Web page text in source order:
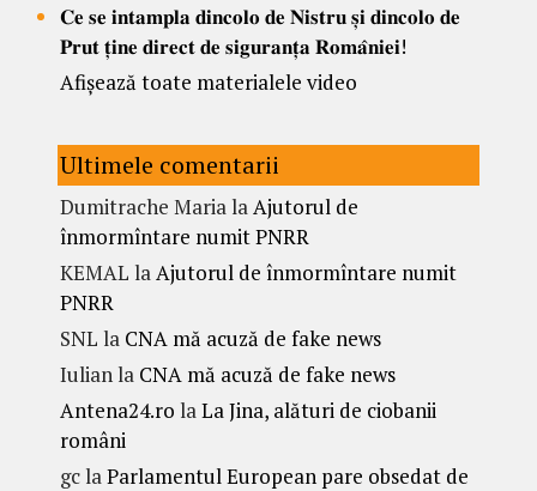
𝐂𝐞 𝐬𝐞 𝐢𝐧𝐭𝐚𝐦𝐩𝐥𝐚 𝐝𝐢𝐧𝐜𝐨𝐥𝐨 𝐝𝐞 𝐍𝐢𝐬𝐭𝐫𝐮 𝐬̦𝐢 𝐝𝐢𝐧𝐜𝐨𝐥𝐨 𝐝𝐞
𝐏𝐫𝐮𝐭 𝐭̦𝐢𝐧𝐞 𝐝𝐢𝐫𝐞𝐜𝐭 𝐝𝐞 𝐬𝐢𝐠𝐮𝐫𝐚𝐧𝐭̦𝐚 𝐑𝐨𝐦𝐚̂𝐧𝐢𝐞𝐢!
Afișează toate materialele video
Ultimele comentarii
Dumitrache MarialaAjutorul de
înmormîntare numit PNRR
KEMAL laAjutorul de înmormîntare numit
PNRR
SNL la CNA mă acuză de fake news
Iulianla CNA mă acuză de fake news
Antena24.ro laLa Jina, alături de ciobanii
români
gclaParlamentul European pare obsedat de